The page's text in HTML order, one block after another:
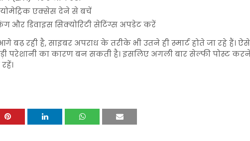
एक्सेस देने से बचें
डिवाइस सिक्योरिटी सेटिंग्स अपडेट करें
रही है, साइबर अपराध के तरीके भी उतने ही स्मार्ट होते जा रहे हैं।
परेशानी का कारण बन सकती है। इसलिए अगली बार सेल्फी पोस्ट